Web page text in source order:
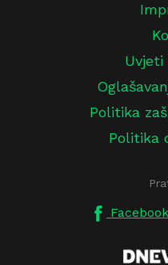
Uvjeti
Politika
Politika
Facebook